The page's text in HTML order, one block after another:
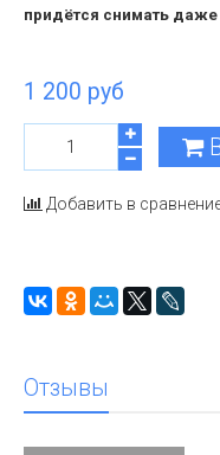
придётся снимать
1 200 руб
Добавить в
Отзывы